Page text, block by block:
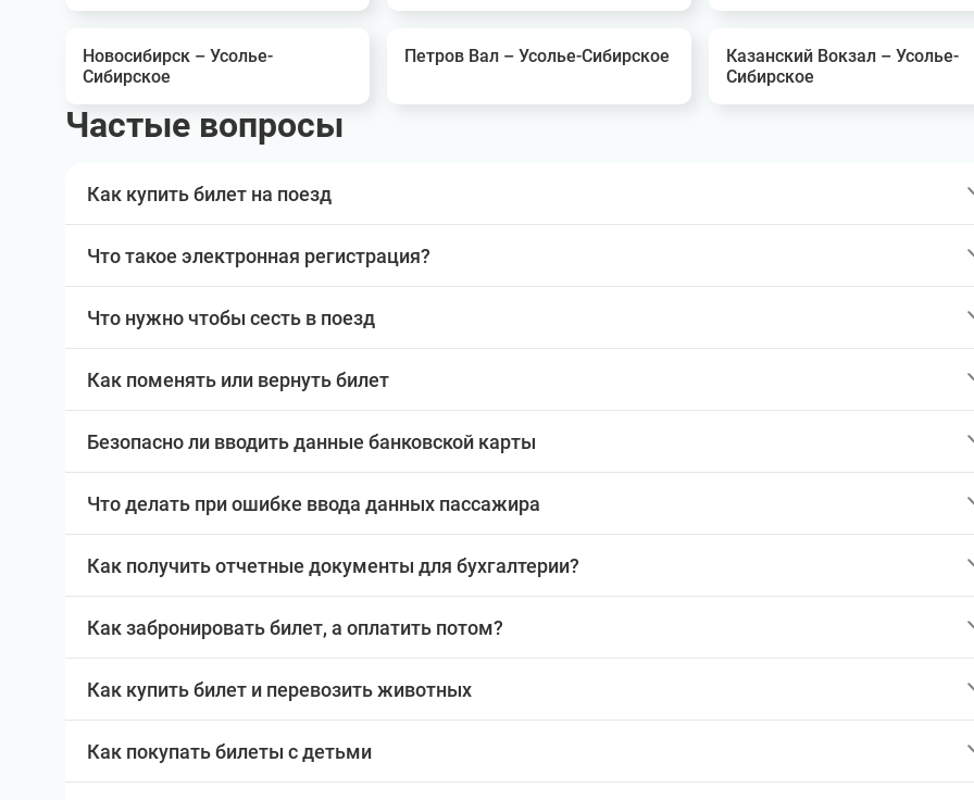
Новосибирск – Усолье-
Сибирское
Петров Вал – Усолье-Сибирское
Казанский Вокзал – Усолье-
Сибирское
Частые вопросы
Как купить билет на поезд
Что такое электронная регистрация?
Что нужно чтобы сесть в поезд
Как поменять или вернуть билет
Безопасно ли вводить данные банковской карты
Что делать при ошибке ввода данных пассажира
Как получить отчетные документы для бухгалтерии?
Как забронировать билет, а оплатить потом?
Как купить билет и перевозить животных
Как покупать билеты с детьми